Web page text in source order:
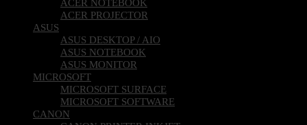
ACER NOTEBOOK
ACER PROJECTOR
ASUS
ASUS DESKTOP / AIO
ASUS NOTEBOOK
ASUS MONITOR
MICROSOFT
MICROSOFT SURFACE
MICROSOFT SOFTWARE
CANON